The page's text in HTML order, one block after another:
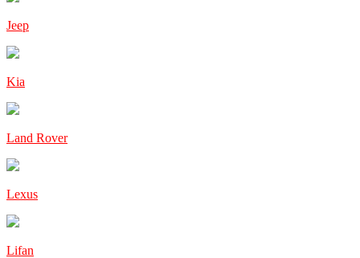
Jeep
Kia
Land Rover
Lexus
Lifan